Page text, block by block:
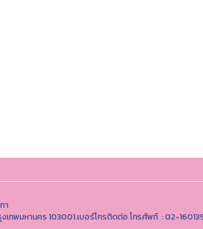
า
ทพมหานคร 103001.เบอร์โทรติดต่อ โทรศัพท์ : 02-